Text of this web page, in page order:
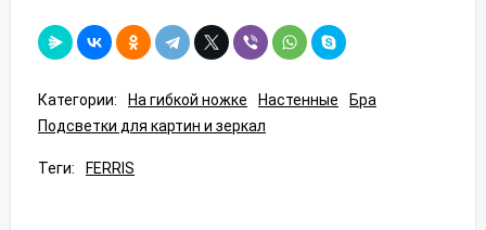
Категории: На гибкой ножке Настенные
Бра
Подсветки для картин и зеркал
Теги: FERRIS